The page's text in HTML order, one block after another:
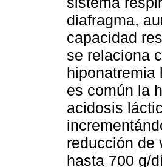
diafragma,
capacidad
se relaciona
hiponatremia
es común la
acidosis
reducción de
hasta 700 g/